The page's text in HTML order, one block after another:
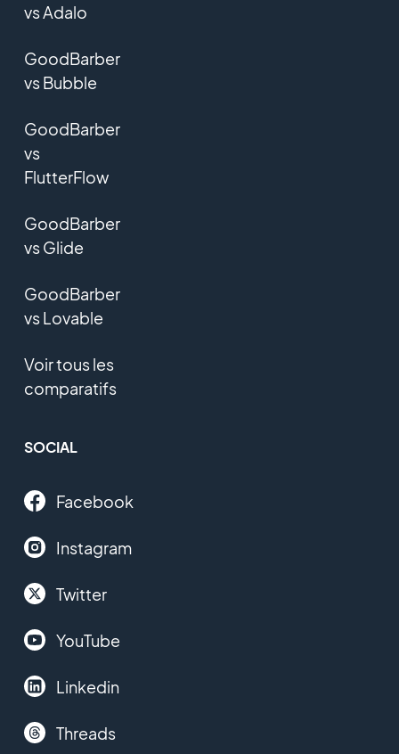
vs Adalo
GoodBarber
vs Bubble
GoodBarber
vs
FlutterFlow
GoodBarber
vs Glide
GoodBarber
vs Lovable
Voir tous les
comparatifs
SOCIAL
Facebook
Instagram
Twitter
YouTube
Linkedin
Threads